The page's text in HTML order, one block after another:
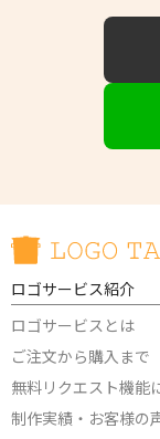
ロゴサービス紹介
ロゴサービスとは
ご注文から購入まで
無料リクエスト機能
制作実績・お客様の